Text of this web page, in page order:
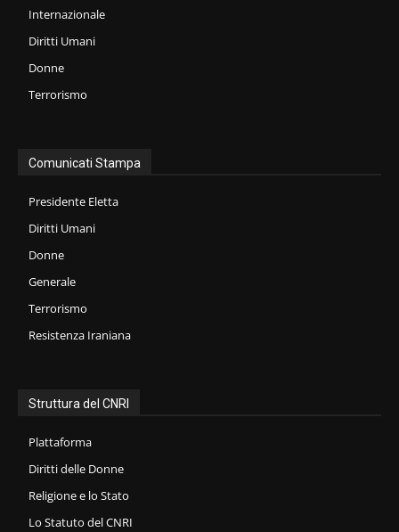
Internazionale
Diritti Umani
Donne
Terrorismo
Comunicati Stampa
Presidente Eletta
Diritti Umani
Donne
Generale
Terrorismo
Resistenza Iraniana
Struttura del CNRI
Plattaforma
Diritti delle Donne
Religione e lo Stato
Lo Statuto del CNRI